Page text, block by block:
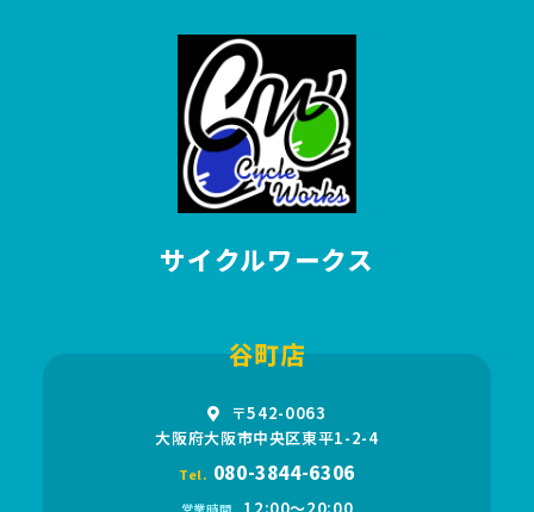
サイクルワークス
谷町店
〒542-0063
大阪府大阪市中央区東平1-2-4
Tel. 080-3844-6306